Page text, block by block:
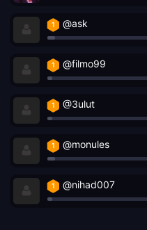
1 @ask
1 @filmo99
1 @3ulut
1 @monules
1 @nihad007